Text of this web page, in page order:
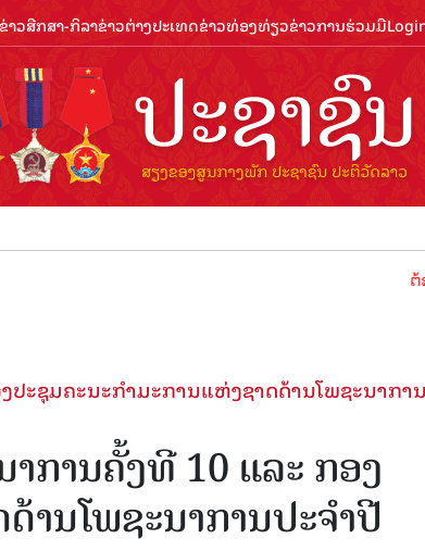
ຂ່າວສືກສາ-ກິລາຂ່າວຕ່າງປະເທດຂ່າວທ່ອງທ່ຽວຂ່າວການຮ່ວມມື
ຕ້ອນຮັບ
ະຊຸມຄະນະກຳມະການແຫ່ງຊາດດ້ານໂພຊະນາການ
ການຄັ້ງທີ 10 ແລະ ກອງ
ານໂພຊະນາການປະຈຳປີ